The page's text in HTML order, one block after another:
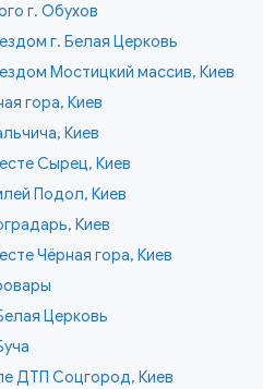
г. Обухов
г. Белая Церковь
Мостицкий массив, Киев
гора, Киев
Киев
Сырец, Киев
Подол, Киев
Киев
Чёрная гора, Киев
Церковь
ДТП Соцгород, Киев